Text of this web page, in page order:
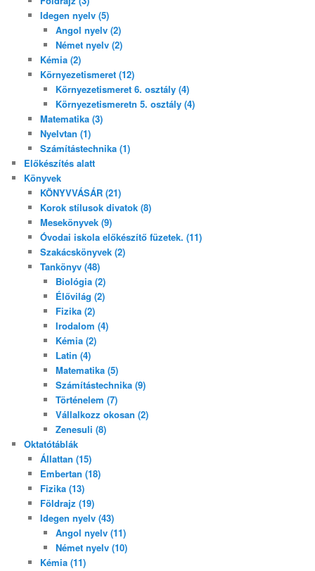
Idegen nyelv (5)
Angol nyelv (2)
Német nyelv (2)
Kémia (2)
Környezetismeret (12)
Környezetismeret 6. osztály (4)
Környezetismeretn 5. osztály (4)
Matematika (3)
Nyelvtan (1)
Számítástechnika (1)
Előkészítés alatt
Könyvek
KÖNYVVÁSÁR (21)
Korok stílusok divatok (8)
Mesekönyvek (9)
Óvodai iskola előkészítő füzetek. (11)
Szakácskönyvek (2)
Tankönyv (48)
Biológia (2)
Élővilág (2)
Fizika (2)
Irodalom (4)
Kémia (2)
Latin (4)
Matematika (5)
Számítástechnika (9)
Történelem (7)
Vállalkozz okosan (2)
Zenesuli (8)
Oktatótáblák
Állattan (15)
Embertan (18)
Fizika (13)
Földrajz (19)
Idegen nyelv (43)
Angol nyelv (11)
Német nyelv (10)
Kémia (11)